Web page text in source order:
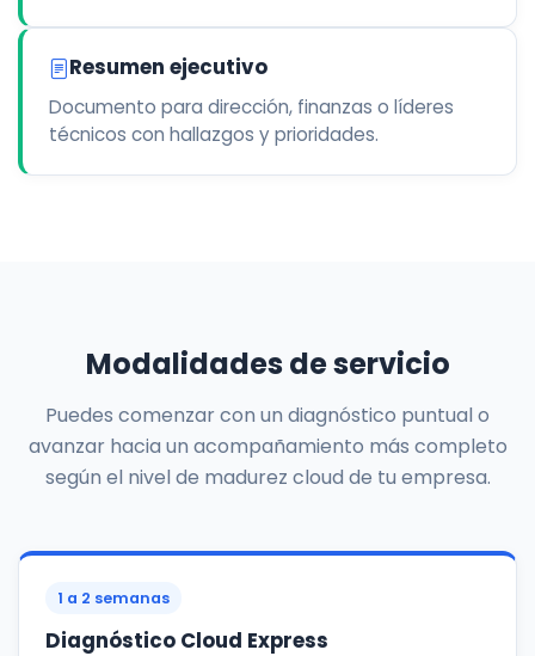
Resumen ejecutivo
Documento para dirección, finanzas o líderes
técnicos con hallazgos y prioridades.
Modalidades de servicio
Puedes comenzar con un diagnóstico puntual o
avanzar hacia un acompañamiento más completo
según el nivel de madurez cloud de tu empresa.
1 a 2 semanas
Diagnóstico Cloud Express